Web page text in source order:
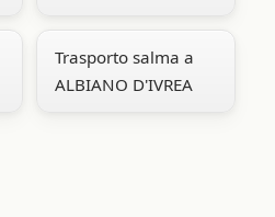
Trasporto salma a
ALBIANO D'IVREA